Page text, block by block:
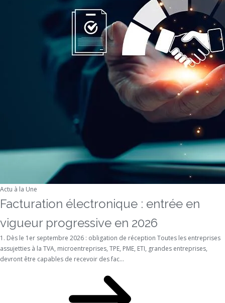
Actu à la Une
Facturation électronique : entrée en
vigueur progressive en 2026
1. Dès le 1er septembre 2026 : obligation de réception Toutes les entreprises
assujetties à la TVA, microentreprises, TPE, PME, ETI, grandes entreprises,
devront être capables de recevoir des fac...